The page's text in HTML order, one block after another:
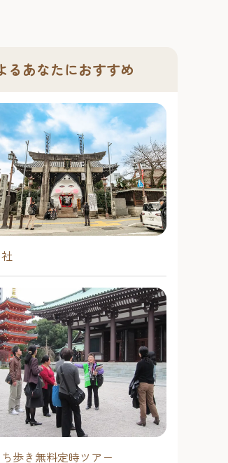
レスホテル&ホール
ホール、会議場、宴会
等を備えた複合施設。
ンサート、バレエ、演劇
る2316席を確保。 ホテ
ラン＆カフェ「ラグー
10階に博多湾を一望し
ンチを楽しめる展望レス
ピュタ」、9階に展望和食
、1階にはレストラン＆カ
ーン」があり、コンサー
はじめ、様々なスタイル
ライダルにも人気があ
リア
福岡国際セン
1981年のオー
わたって福岡
シーンを支えて
スペースに最大
月に開催され
場として市民
る。
るあなたにおすすめ
歩き無料定時ツアー